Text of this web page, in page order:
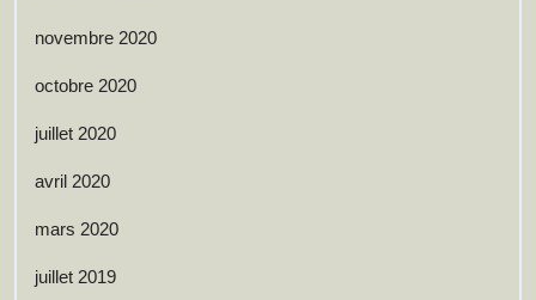
novembre 2020
octobre 2020
juillet 2020
avril 2020
mars 2020
juillet 2019